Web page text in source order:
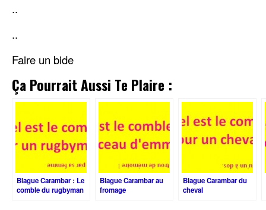
..
..
Faire un bide
Ça Pourrait Aussi Te Plaire :
Blague Carambar : Le
comble du rugbyman
Blague Carambar au
fromage
Blague Carambar du
cheval